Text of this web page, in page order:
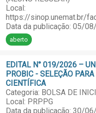
Local:
https://sinop.unemat.br/
Data da publicação: 05/
aberto
EDITAL N° 019/2026 –
PROBIC - SELEÇÃO
CIENTÍFICA
Categoria: BOLSA DE
Local: PRPPG
Data da publicação: 30/